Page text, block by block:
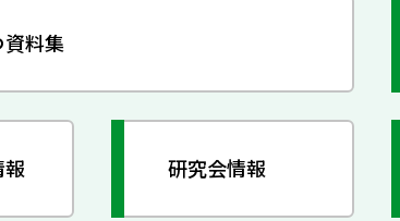
料集
報 研究会情報